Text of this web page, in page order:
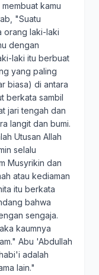
kamu
"Suatu
orang laki-laki
dengan
laki itu berbuat
yang paling
biasa) di antara
berkata sambil
jari tengah dan
langit dan bumi.
Utusan Allah
selalu
Musyrikin dan
atau kediaman
itu berkata
bahwa
sengaja.
kaumnya
Abu 'Abdullah
adalah
lain."